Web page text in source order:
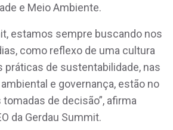
e Meio Ambiente.
estamos sempre buscando nos
como reflexo de uma cultura
práticas de sustentabilidade, nas
e governança, estão no
de decisão”, afirma
da Gerdau Summit.